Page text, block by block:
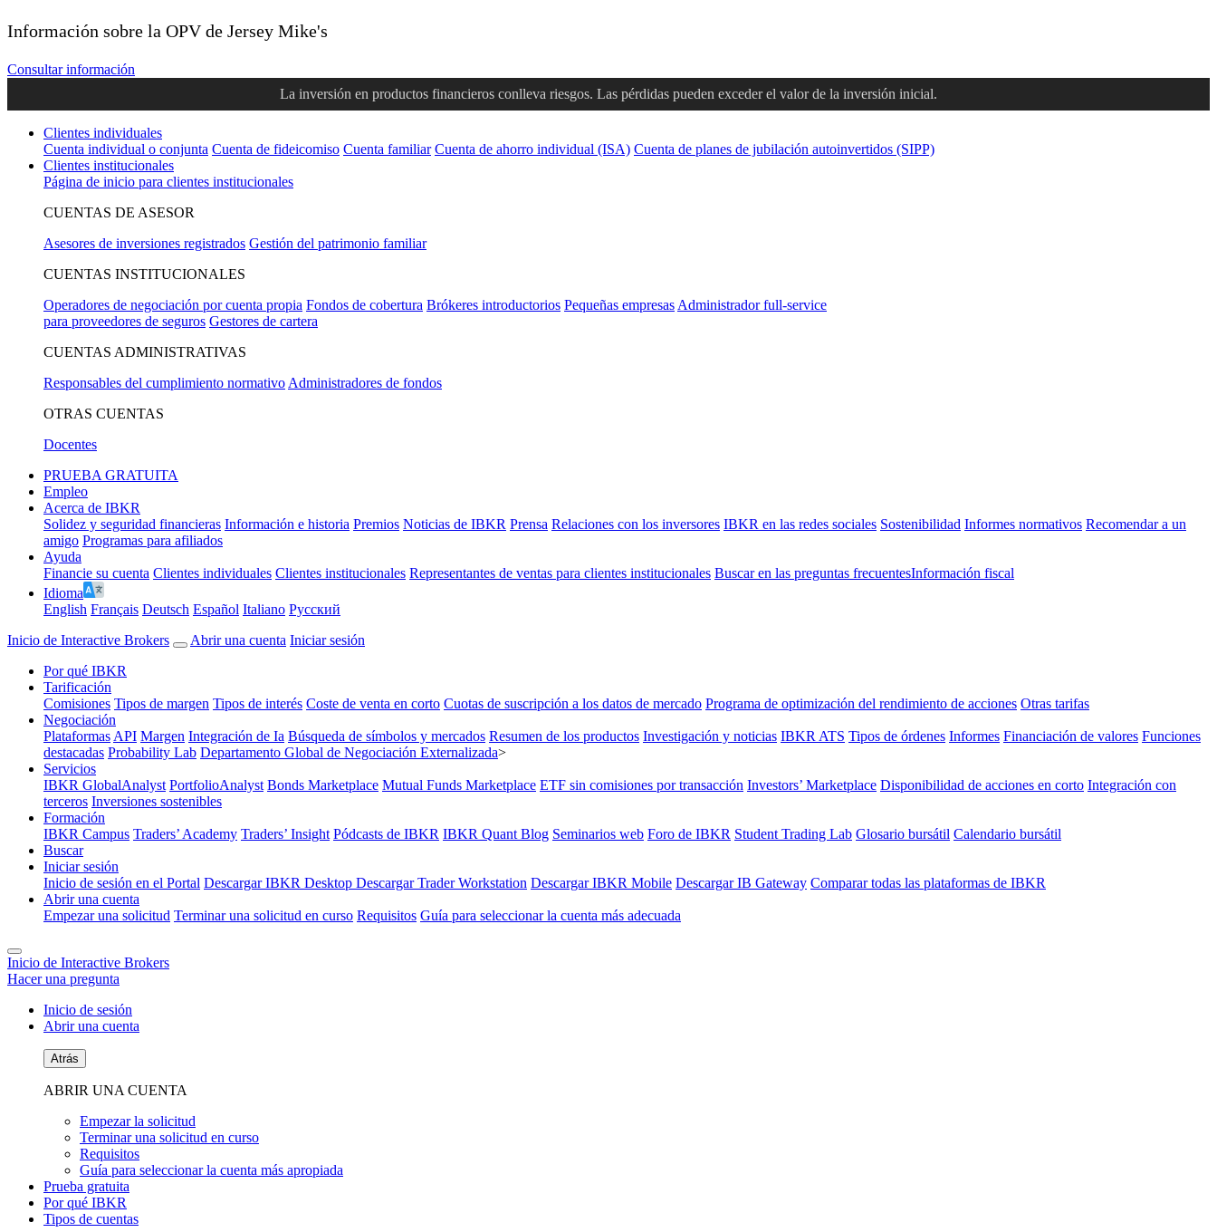
Información sobre la OPV de Jersey Mike's
Consultar información
La inversión en productos financieros conlleva riesgos. Las pérdidas pueden exceder el valor de la inversión inicial.
Clientes individuales
Cuenta individual o conjunta Cuenta de fideicomiso Cuenta familiar Cuenta de ahorro individual (ISA) Cuenta de planes de jubilación autoinvertidos (SIPP)
Clientes institucionales
Página de inicio para clientes institucionales
CUENTAS DE ASESOR
Asesores de inversiones registrados Gestión del patrimonio familiar
CUENTAS INSTITUCIONALES
Operadores de negociación por cuenta propia Fondos de cobertura Brókeres introductorios Pequeñas empresas Administrador full-service
para proveedores de seguros Gestores de cartera
CUENTAS ADMINISTRATIVAS
Responsables del cumplimiento normativo Administradores de fondos
OTRAS CUENTAS
Docentes
PRUEBA GRATUITA
Empleo
Acerca de IBKR
Solidez y seguridad financieras Información e historia Premios Noticias de IBKR Prensa Relaciones con los inversores IBKR en las redes sociales Sostenibilidad Informes normativos Recomendar a un
amigo Programas para afiliados
Ayuda
Financie su cuenta Clientes individuales Clientes institucionales Representantes de ventas para clientes institucionales Buscar en las preguntas frecuentesInformación fiscal
Idioma
English Français Deutsch Español Italiano Pусский
Inicio de Interactive Brokers
Abrir una cuenta Iniciar sesión
Por qué IBKR
Tarificación
Comisiones Tipos de margen Tipos de interés Coste de venta en corto Cuotas de suscripción a los datos de mercado Programa de optimización del rendimiento de acciones Otras tarifas
Negociación
Plataformas API Margen Integración de Ia Búsqueda de símbolos y mercados Resumen de los productos Investigación y noticias IBKR ATS Tipos de órdenes Informes Financiación de valores Funciones
destacadas Probability Lab Departamento Global de Negociación Externalizada>
Servicios
IBKR GlobalAnalyst PortfolioAnalyst Bonds Marketplace Mutual Funds Marketplace ETF sin comisiones por transacción Investors’ Marketplace Disponibilidad de acciones en corto Integración con
terceros Inversiones sostenibles
Formación
IBKR Campus Traders’ Academy Traders’ Insight Pódcasts de IBKR IBKR Quant Blog Seminarios web Foro de IBKR Student Trading Lab Glosario bursátil Calendario bursátil
Buscar
Iniciar sesión
Inicio de sesión en el Portal Descargar IBKR Desktop Descargar Trader Workstation Descargar IBKR Mobile Descargar IB Gateway Comparar todas las plataformas de IBKR
Abrir una cuenta
Empezar una solicitud Terminar una solicitud en curso Requisitos Guía para seleccionar la cuenta más adecuada
Inicio de Interactive Brokers
Hacer una pregunta
Inicio de sesión
Abrir una cuenta
Atrás
ABRIR UNA CUENTA
Empezar la solicitud
Terminar una solicitud en curso
Requisitos
Guía para seleccionar la cuenta más apropiada
Prueba gratuita
Por qué IBKR
Tipos de cuentas